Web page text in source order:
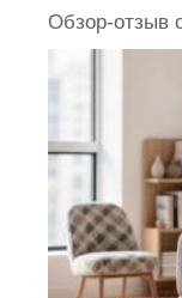
Обзор-отзыв